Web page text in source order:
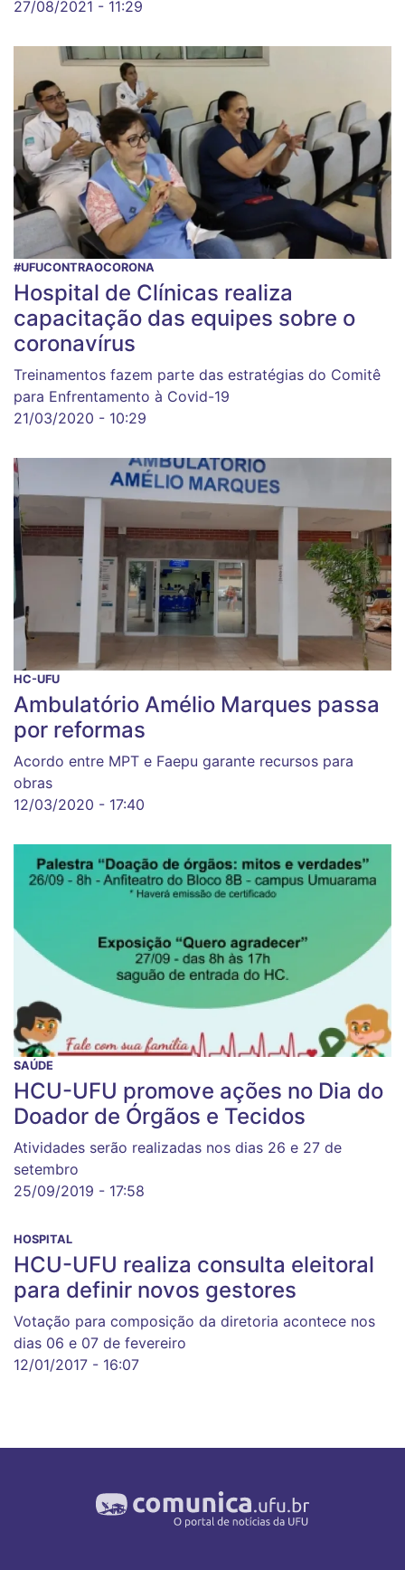
27/08/2021 - 11:29
#UFUCONTRAOCORONA
Hospital de Clínicas realiza
capacitação das equipes sobre o
coronavírus
Treinamentos fazem parte das estratégias do Comitê
para Enfrentamento à Covid-19
21/03/2020 - 10:29
HC-UFU
Ambulatório Amélio Marques passa
por reformas
Acordo entre MPT e Faepu garante recursos para
obras
12/03/2020 - 17:40
SAÚDE
HCU-UFU promove ações no Dia do
Doador de Órgãos e Tecidos
Atividades serão realizadas nos dias 26 e 27 de
setembro
25/09/2019 - 17:58
HOSPITAL
HCU-UFU realiza consulta eleitoral
para definir novos gestores
Votação para composição da diretoria acontece nos
dias 06 e 07 de fevereiro
12/01/2017 - 16:07